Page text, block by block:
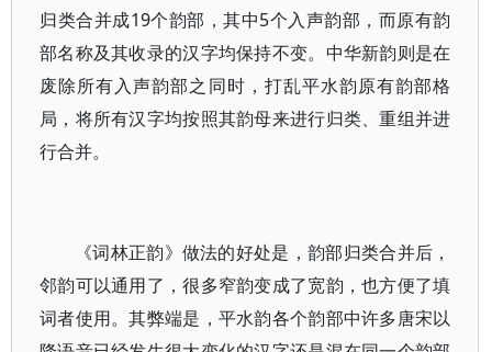
归类合并成19个韵部，其中5个入声韵部，而原有韵
部名称及其收录的汉字均保持不变。中华新韵则是在
废除所有入声韵部之同时，打乱平水韵原有韵部格
局，将所有汉字均按照其韵母来进行归类、重组并进
行合并。
《词林正韵》做法的好处是，韵部归类合并后，
邻韵可以通用了，很多窄韵变成了宽韵，也方便了填
词者使用。其弊端是，平水韵各个韵部中许多唐宋以